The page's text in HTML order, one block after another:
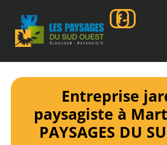
Entreprise
paysagiste à
PAYSAGES DU